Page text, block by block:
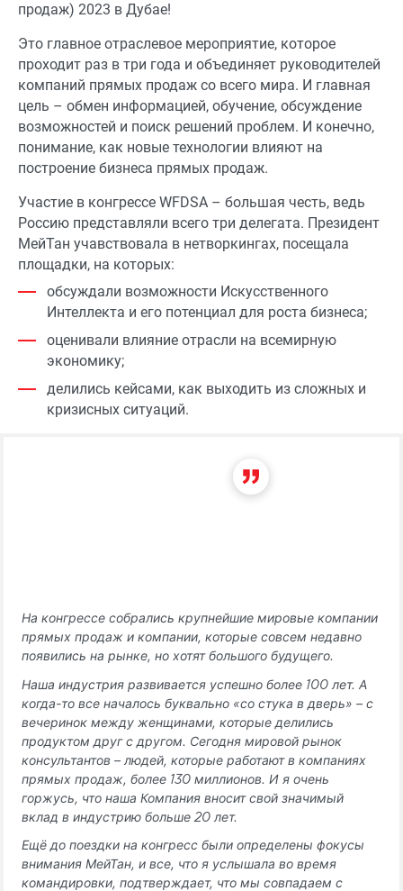
продаж) 2023 в Дубае!
Это главное отраслевое мероприятие, которое
проходит раз в три года и объединяет руководителей
компаний прямых продаж со всего мира. И главная
цель – обмен информацией, обучение, обсуждение
возможностей и поиск решений проблем. И конечно,
понимание, как новые технологии влияют на
построение бизнеса прямых продаж.
Участие в конгрессе WFDSA – большая честь, ведь
Россию представляли всего три делегата. Президент
МейТан учавствовала в нетворкингах, посещала
площадки, на которых:
обсуждали возможности Искусственного
Интеллекта и его потенциал для роста бизнеса;
оценивали влияние отрасли на всемирную
экономику;
делились кейсами, как выходить из сложных и
кризисных ситуаций.
На конгрессе собрались крупнейшие мировые компании
прямых продаж и компании, которые совсем недавно
появились на рынке, но хотят большого будущего.
Наша индустрия развивается успешно более 100 лет. А
когда-то все началось буквально «со стука в дверь» – с
вечеринок между женщинами, которые делились
продуктом друг с другом. Сегодня мировой рынок
консультантов – людей, которые работают в компаниях
прямых продаж, более 130 миллионов. И я очень
горжусь, что наша Компания вносит свой значимый
вклад в индустрию больше 20 лет.
Ещё до поездки на конгресс были определены фокусы
внимания МейТан, и все, что я услышала во время
командировки, подтверждает, что мы совпадаем с